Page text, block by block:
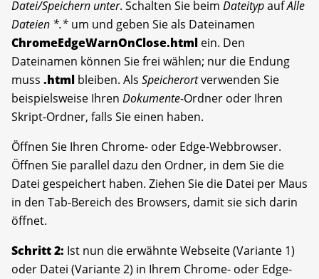
Datei/Speichern unter. Schalten Sie beim DateitypaufAlle
Dateien *.* um und geben Sie als Dateinamen
ChromeEdgeWarnOnClose.html ein. Den
Dateinamen können Sie frei wählen; nur die Endung
muss .html bleiben. Als Speicherortverwenden Sie
beispielsweise Ihren Dokumente-Ordner oder Ihren
Skript-Ordner, falls Sie einen haben.
Öffnen Sie Ihren Chrome- oder Edge-Webbrowser.
Öffnen Sie parallel dazu den Ordner, in dem Sie die
Datei gespeichert haben. Ziehen Sie die Datei per Maus
in den Tab-Bereich des Browsers, damit sie sich darin
öffnet.
Schritt 2: Ist nun die erwähnte Webseite (Variante 1)
oder Datei (Variante 2) in Ihrem Chrome- oder Edge-